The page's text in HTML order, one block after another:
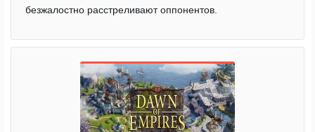
безжалостно расстреливают оппонентов.